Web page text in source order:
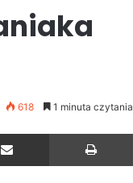
618 1 minuta czytania
Udostępnij przez Email